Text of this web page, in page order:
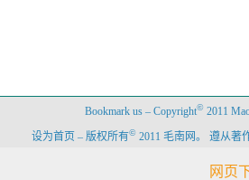
Bookmark us – Copyright© 2011
设为首页 – 版权所有© 2011 毛南网。 遵从著
网页